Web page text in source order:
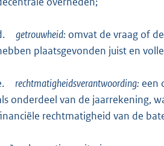
getrouwheid: omvat de vraag of
plaatsgevonden juist en
rechtmatigheidsverantwoording: een
onderdeel van de jaarrekening,
rechtmatigheid van de